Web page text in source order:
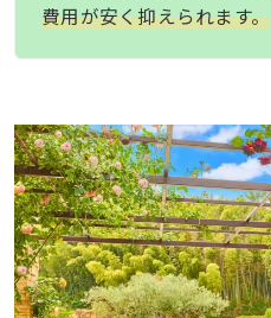
費用が安く抑えられます。